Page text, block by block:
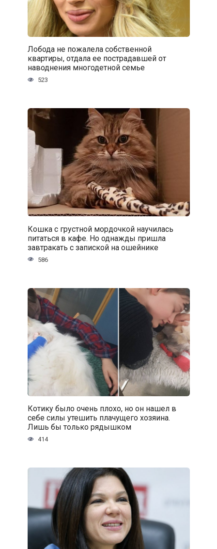
Лобода не пожалела собственной
квартиры, отдала ее пострадавшей от
наводнения многодетной семье
523
Кошка с грустной мордочкой научилась
питаться в кафе. Но однажды пришла
завтракать с запиской на ошейнике
586
Котику было очень плохо, но он нашел в
себе силы утешить плачущего хозяина.
Лишь бы только рядышком
414